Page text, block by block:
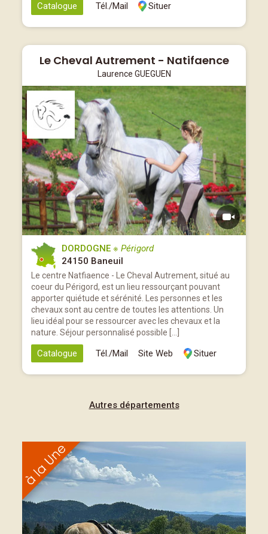
Catalogue Tél./Mail Situer
Le Cheval Autrement - Natifaence
Laurence GUEGUEN
DORDOGNE ※ Périgord
24150 Baneuil
Le centre Natfiaence - Le Cheval Autrement, situé au
coeur du Périgord, est un lieu ressourçant pouvant
apporter quiétude et sérénité. Les personnes et les
chevaux sont au centre de toutes les attentions. Un
lieu idéal pour se ressourcer avec les chevaux et la
nature. Séjour personnalisé possible […]
Catalogue Tél./Mail Site Web Situer
Autres départements